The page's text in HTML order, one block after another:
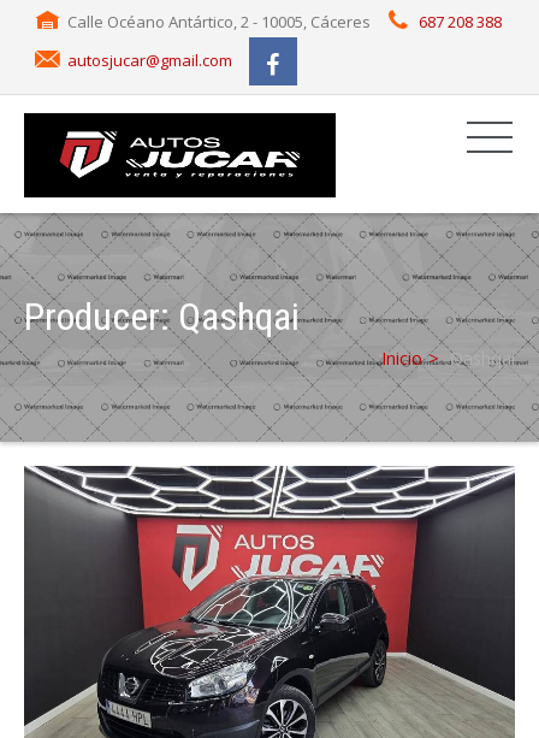
Calle Océano Antártico, 2 - 10005, Cáceres
687 208 388
autosjucar@gmail.com
Producer:Qashqai
Inicio Qashqai